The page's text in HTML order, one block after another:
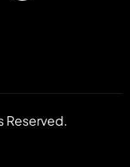
Reserved.